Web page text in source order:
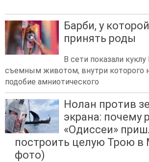
Барби, у
принять роды
В сети показали
съемным животом, внутри которого
подобие амниотического
Нолан против
экрана: почему
«Одиссеи»
построить целую Трою в
фото)